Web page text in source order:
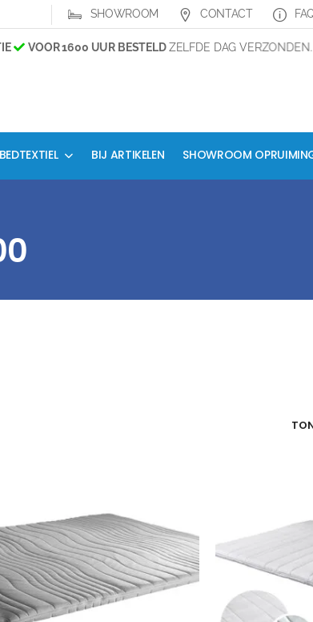
SHOWROOM CONTACT
VOOR 1600 UUR BESTELDZELFDE DAG VERZONDEN.
BEDTEXTIEL BIJ ARTIKELEN SHOWROOM